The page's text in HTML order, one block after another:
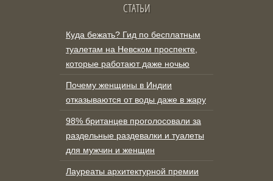
СТАТЬИ
Куда бежать? Гид по бесплатным
туалетам на Невском проспекте,
которые работают даже ночью
Почему женщины в Индии
отказываются от воды даже в жару
98% британцев проголосовали за
раздельные раздевалки и туалеты
для мужчин и женщин
Лауреаты архитектурной премии